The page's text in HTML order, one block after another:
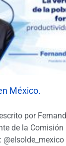
México.
por
de la